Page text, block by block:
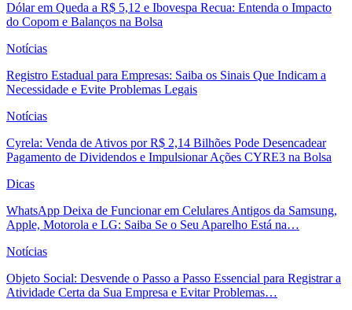
Dólar em Queda a R$ 5,12 e Ibovespa Recua: Entenda o Impacto
do Copom e Balanços na Bolsa
Notícias
Registro Estadual para Empresas: Saiba os Sinais Que Indicam a
Necessidade e Evite Problemas Legais
Notícias
Cyrela: Venda de Ativos por R$ 2,14 Bilhões Pode Desencadear
Pagamento de Dividendos e Impulsionar Ações CYRE3 na Bolsa
Dicas
WhatsApp Deixa de Funcionar em Celulares Antigos da Samsung,
Apple, Motorola e LG: Saiba Se o Seu Aparelho Está na…
Notícias
Objeto Social: Desvende o Passo a Passo Essencial para Registrar a
Atividade Certa da Sua Empresa e Evitar Problemas…